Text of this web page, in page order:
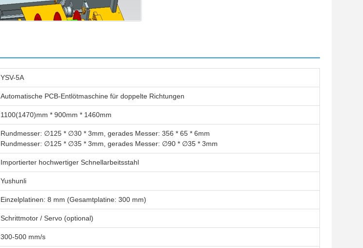
YSV-5A
Automatische PCB-Entlötmaschine für doppelte Richtungen
1100(1470)mm * 900mm * 1460mm
Rundmesser: ∅125 * ∅30 * 3mm, gerades Messer: 356 * 65 * 6mm
Rundmesser: ∅125 * ∅35 * 3mm, gerades Messer: ∅90 * ∅35 * 3mm
Importierter hochwertiger Schnellarbeitsstahl
Yushunli
Einzelplatinen: 8 mm (Gesamtplatine: 300 mm)
Schrittmotor / Servo (optional)
300-500 mm/s